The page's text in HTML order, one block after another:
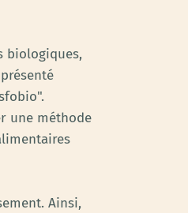
biologiques,
une méthode
Ainsi,